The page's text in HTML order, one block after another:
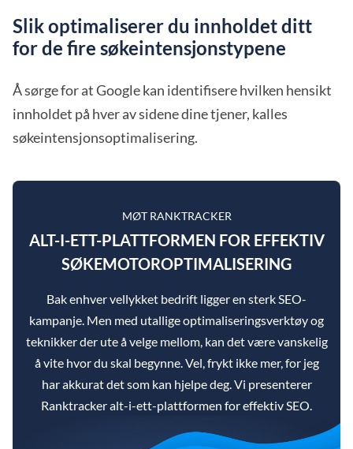
Slik optimaliserer du innholdet ditt
for de fire søkeintensjonstypene
Å sørge for at Google kan identifisere hvilken hensikt
innholdet på hver av sidene dine tjener, kalles
søkeintensjonsoptimalisering.
MØT RANKTRACKER
ALT-I-ETT-PLATTFORMEN FOR EFFEKTIV
SØKEMOTOROPTIMALISERING
Bak enhver vellykket bedrift ligger en sterk SEO-
kampanje. Men med utallige optimaliseringsverktøy og
teknikker der ute å velge mellom, kan det være vanskelig
å vite hvor du skal begynne. Vel, frykt ikke mer, for jeg
har akkurat det som kan hjelpe deg. Vi presenterer
Ranktracker alt-i-ett-plattformen for effektiv SEO.